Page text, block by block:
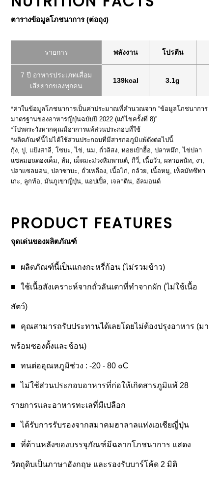
ตารางข้อมูลโภชนาการ (ต่อถุง)
รายการ พลังงาน โปรตีน
7 ปี อาหารประเภทเสื่อม
เสียยากของทุกคน
139kcal 3.1g
*ค่าในข้อมูลโภชนาการเป็นค่าประมาณที่คำนวณจาก “ข้อมูลโภชนาการ
มาตรฐานของอาหารญี่ปุ่นฉบับปี 2022 (แก้ไขครั้งที่ 8)”
*โปรดระวังหากคุณมีอาการแพ้ส่วนประกอบที่ใช้
*ผลิตภัณฑ์นี้ไม่ได้ใช้ส่วนประกอบที่มีสารก่อภูมิแพ้ดังต่อไปนี้
กุ้ง, ปู, แป้งสาลี, โซบะ, ไข่, นม, ถั่วลิสง, หอยเป๋าฮื้อ, ปลาหมึก, ไข่ปลา
แซลมอนดองเค็ม, ส้ม, เม็ดมะม่วงหิมพานต์, กีวี่, เนื้อวัว, ผลวอลนัท, งา,
ปลาแซลมอน, ปลาซาบะ, ถั่วเหลือง, เนื้อไก่, กล้วย, เนื้อหมู, เห็ดมัทซึทา
เกะ, ลูกท้อ, มันภูเขาญี่ปุ่น, แอปเปิ้ล, เจลาติน, อัลมอนด์
PRODUCT FEATURES
จุดเด่นของผลิตภัณฑ์
ผลิตภัณฑ์นี้เป็นแกงกะหรี่ก้อน (ไม่รวมข้าว)
ใช้เนื้อสังเคราะห์จากถั่วลันเตาที่ทำจากผัก (ไม่ใช้เนื้อ
สัตว์)
คุณสามารถรับประทานได้เลยโดยไม่ต้องปรุงอาหาร (มา
พร้อมซองตั้งและช้อน)
ทนต่ออุณหภูมิช่วง : -20 - 80 ๐C
ไม่ใช้ส่วนประกอบอาหารที่ก่อให้เกิดสารภูมิแพ้ 28
รายการและอาหารทะเลที่มีเปลือก
ได้รับการรับรองจากสมาคมฮาลาลแห่งเอเชียญี่ปุ่น
ที่ด้านหลังของบรรจุภัณฑ์มีฉลากโภชนาการ แสดง
วัตถุดิบเป็นภาษาอังกฤษ และรองรับบาร์โค้ด 2 มิติ